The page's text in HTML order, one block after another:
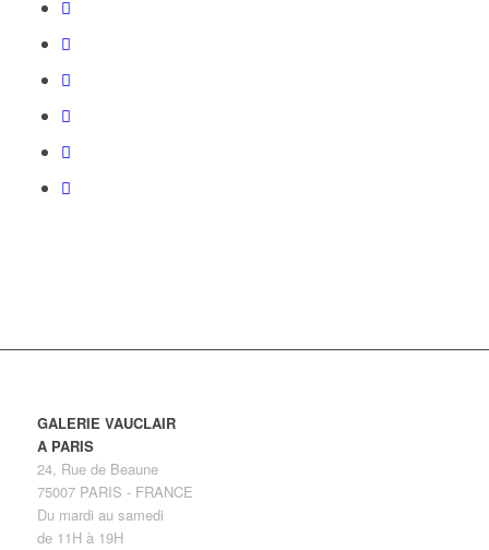
GALERIE VAUCLAIR
A PARIS
24, Rue de Beaune
75007 PARIS - FRANCE
Du mardi au samedi
de 11H à 19H